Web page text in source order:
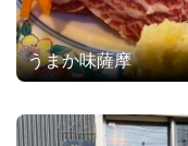
うまか味薩摩